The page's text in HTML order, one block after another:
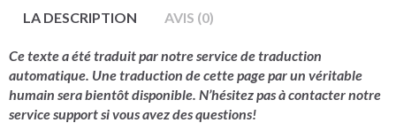
LA DESCRIPTION AVIS (0)
Ce texte a été traduit par notre service de traduction
automatique. Une traduction de cette page par un véritable
humain sera bientôt disponible. N’hésitez pas à contacter notre
service support si vous avez des questions!